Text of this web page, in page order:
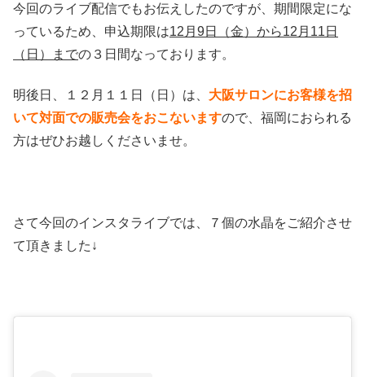
今回のライブ配信でもお伝えしたのですが、期間限定にな
っているため、申込期限は12月9日（金）から12月11日
（日）までの３日間なっております。
明後日、１２月１１日（日）は、 大阪サロンにお客様を招
いて対面での販売会をおこないますので、福岡におられる
方はぜひお越しくださいませ。
さて今回のインスタライブでは、７個の水晶をご紹介させ
て頂きました↓